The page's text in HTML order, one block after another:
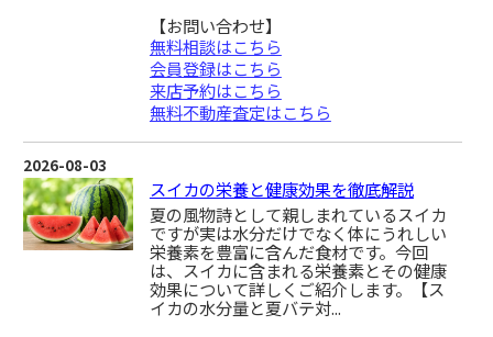
【お問い合わせ】
無料相談はこちら
会員登録はこちら
来店予約はこちら
無料不動産査定はこちら
2026-08-03
スイカの栄養と健康効果を徹底解説
夏の風物詩として親しまれているスイカ
ですが実は水分だけでなく体にうれしい
栄養素を豊富に含んだ食材です。今回
は、スイカに含まれる栄養素とその健康
効果について詳しくご紹介します。【ス
イカの水分量と夏バテ対...